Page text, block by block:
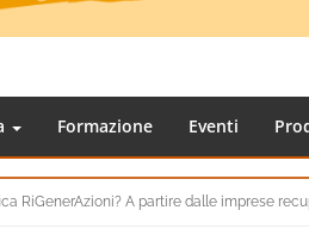
Formazione Eventi
RiGenerAzioni? A partire dalle imprese